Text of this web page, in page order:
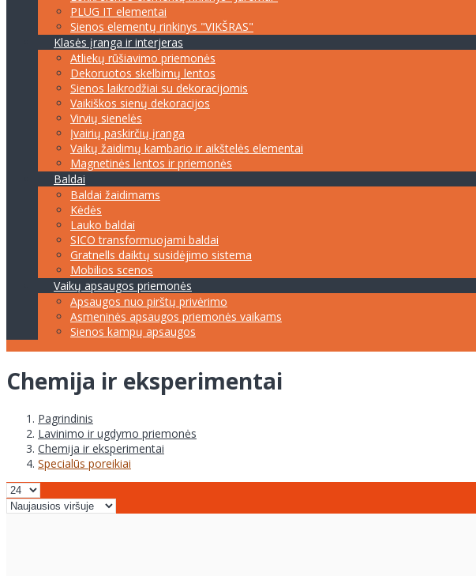
PLUG IT elementai
Sienos elementų rinkinys "VIKŠRAS"
Klasės įranga ir interjeras
Atliekų rūšiavimo priemonės
Dekoruotos skelbimų lentos
Sienos laikrodžiai su dekoracijomis
Vaikiškos sienų dekoracijos
Virvių sienelės
Įvairių paskirčių įranga
Vaikų žaidimų kambario ir aikštelės elementai
Magnetinės lentos ir priemonės
Baldai
Baldai žaidimams
Kėdės
Lauko baldai
SICO transformuojami baldai
Gratnells daiktų susidėjimo sistema
Mobilios scenos
Vaikų apsaugos priemonės
Apsaugos nuo pirštų privėrimo
Asmeninės apsaugos priemonės vaikams
Sienos kampų apsaugos
Chemija ir eksperimentai
Pagrindinis
Lavinimo ir ugdymo priemonės
Chemija ir eksperimentai
Specialūs poreikiai